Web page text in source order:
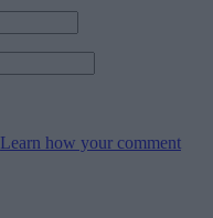
Learn how your comment